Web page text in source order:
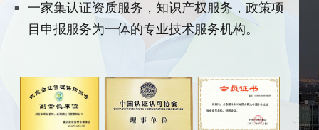
一家集认证资质服务，知识产权服务，政策项
目申报服务为一体的专业技术服务机构。